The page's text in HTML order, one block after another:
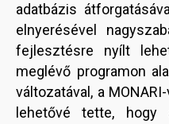
adatbázis
elnyerésével
fejlesztésre nyílt
meglévő programon
változatával, a
lehetővé tette, hogy